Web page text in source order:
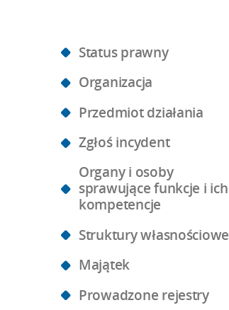
Status prawny
Organizacja
Przedmiot działania
Zgłoś incydent
Organy i osoby
sprawujące funkcje i ich
kompetencje
Struktury własnościowe
Majątek
Prowadzone rejestry